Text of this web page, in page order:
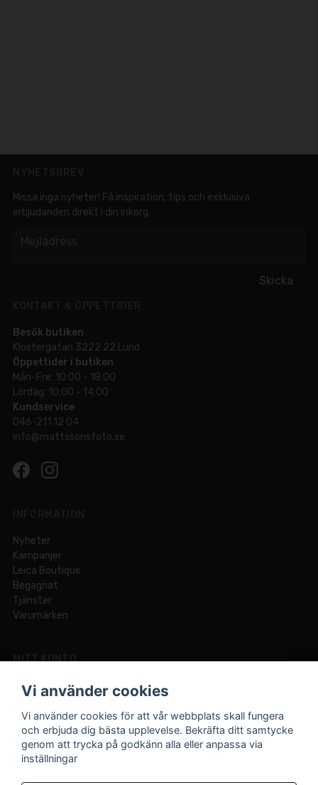
Skicka
Missa inga nyheter! Få inspiration, tips och exklusiva
erbjudanden direkt i din inkorg.
Besök butiken
Klostergatan 3222 22 Lund
Öppettider i butiken
Mån-Fre: 10:00 - 18:00
Lördag: 10:00 - 14:00
Kundservice
046-211 12 04
info@mattssonsfoto.se
Nyheter
Kampanjer
Leica Boutique
Begagnat
Tjänster
Varumärken
MITT KONTO
Logga in
Registrera dig
Glömt lösenord?
Vi använder cookies
Vi använder cookies för att vår webbplats skall fungera
och erbjuda dig bästa upplevelse. Bekräfta ditt samtycke
genom att trycka på godkänn alla eller anpassa via
inställningar